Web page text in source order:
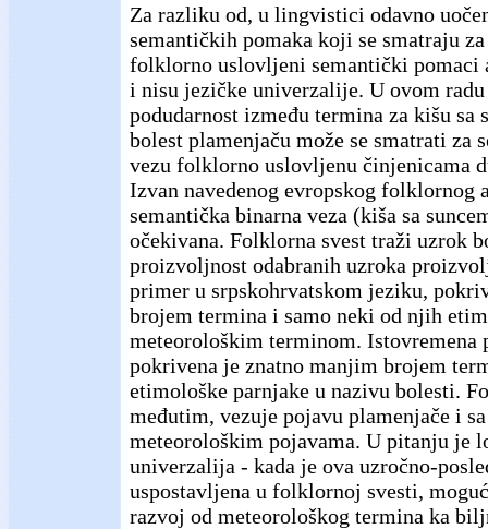
Za razliku od, u lingvistici odavno
semantičkih pomaka koji se smatraju
folklorno uslovljeni semantički pomaci
i nisu jezičke univerzalije. U ovom
podudarnost između termina za kišu sa
bolest plamenjaču može se smatrati za
vezu folklorno uslovljenu činjenicama
Izvan navedenog evropskog folklornog
semantička binarna veza (kiša sa
očekivana. Folklorna svest traži uzrok
proizvoljnost odabranih uzroka
primer u srpskohrvatskom jeziku,
brojem termina i samo neki od njih
meteorološkim terminom. Istovremena
pokrivena je znatno manjim brojem
etimološke parnjake u nazivu bolesti.
međutim, vezuje pojavu plamenjače i
meteorološkim pojavama. U pitanju je
univerzalija - kada je ova uzročno-
uspostavljena u folklornoj svesti,
razvoj od meteorološkog termina ka